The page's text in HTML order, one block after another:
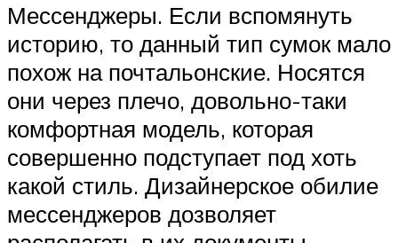
Мессенджеры. Если вспомянуть
историю, то данный тип сумок мало
похож на почтальонские. Носятся
они через плечо, довольно-таки
комфортная модель, которая
совершенно подступает под хоть
какой стиль. Дизайнерское обилие
мессенджеров дозволяет